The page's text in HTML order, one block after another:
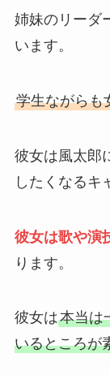
姉妹のリーダ
います。
学生ながらも
彼女は風太郎
したくなるキ
彼女は歌や演
ります。
彼女は本当は
いるところが